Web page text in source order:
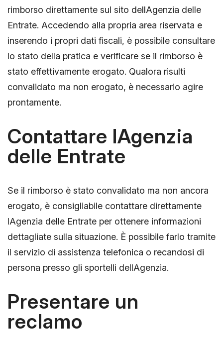
rimborso direttamente sul sito dellAgenzia delle
Entrate. Accedendo alla propria area riservata e
inserendo i propri dati fiscali, è possibile consultare
lo stato della pratica e verificare se il rimborso è
stato effettivamente erogato. Qualora risulti
convalidato ma non erogato, è necessario agire
prontamente.
Contattare lAgenzia
delle Entrate
Se il rimborso è stato convalidato ma non ancora
erogato, è consigliabile contattare direttamente
lAgenzia delle Entrate per ottenere informazioni
dettagliate sulla situazione. È possibile farlo tramite
il servizio di assistenza telefonica o recandosi di
persona presso gli sportelli dellAgenzia.
Presentare un
reclamo